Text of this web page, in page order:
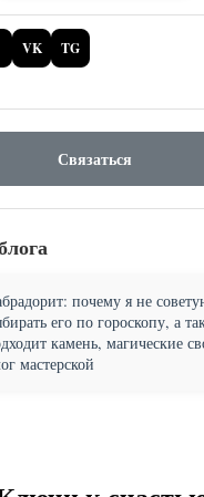
VK TG
Связаться
почему я не
его по гороскопу, а
камень, магические
мастерской